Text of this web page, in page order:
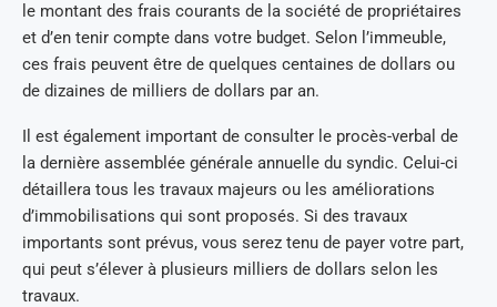
le montant des frais courants de la société de propriétaires
et d’en tenir compte dans votre budget. Selon l’immeuble,
ces frais peuvent être de quelques centaines de dollars ou
de dizaines de milliers de dollars par an.
Il est également important de consulter le procès-verbal de
la dernière assemblée générale annuelle du syndic. Celui-ci
détaillera tous les travaux majeurs ou les améliorations
d’immobilisations qui sont proposés. Si des travaux
importants sont prévus, vous serez tenu de payer votre part,
qui peut s’élever à plusieurs milliers de dollars selon les
travaux.